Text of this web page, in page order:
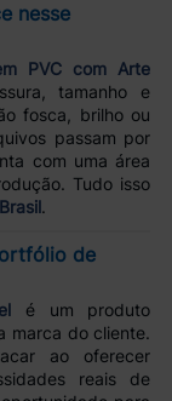
nesse
PVC com Arte
tamanho e
fosca, brilho ou
passam por
com uma área
Tudo isso
.
de
é um produto
marca do cliente.
ao oferecer
reais de